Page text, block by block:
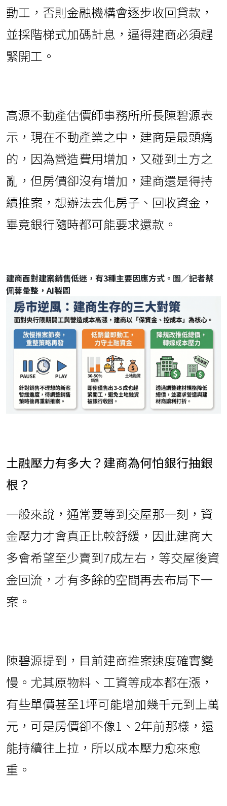
動工，否則金融機構會逐步收回貸款，
並採階梯式加碼計息，逼得建商必須趕
緊開工。
高源不動產估價師事務所所長陳碧源表
示，現在不動產業之中，建商是最頭痛
的，因為營造費用增加，又碰到土方之
亂，但房價卻沒有增加，建商還是得持
續推案，想辦法去化房子、回收資金，
畢竟銀行隨時都可能要求還款。
建商面對建案銷售低迷，有3種主要因應方式。圖／記者蔡
佩蓉彙整，AI製圖
土融壓力有多大？建商為何怕銀行抽銀
根？
一般來說，通常要等到交屋那一刻，資
金壓力才會真正比較舒緩，因此建商大
多會希望至少賣到7成左右，等交屋後資
金回流，才有多餘的空間再去布局下一
案。
陳碧源提到，目前建商推案速度確實變
慢。尤其原物料、工資等成本都在漲，
有些單價甚至1坪可能增加幾千元到上萬
元，可是房價卻不像1、2年前那樣，還
能持續往上拉，所以成本壓力愈來愈
重。